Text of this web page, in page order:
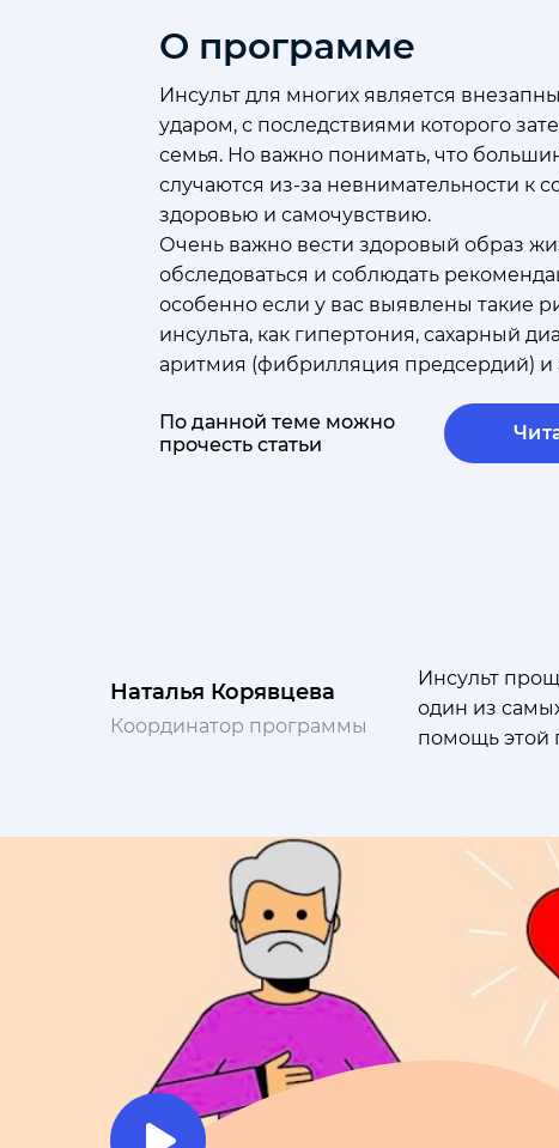
О программе
Инсульт для многих является
ударом, с последствиями которого
семья. Но важно понимать, что
случаются из-за невнимательности к
здоровью и самочувствию.
Очень важно вести здоровый образ
обследоваться и соблюдать
особенно если у вас выявлены такие
инсульта, как гипертония, сахарный
аритмия (фибрилляция предсердий) и
По данной теме можно
прочесть статьи
Наталья Корявцева
Координатор программы
Инсульт
один из
помощь этой